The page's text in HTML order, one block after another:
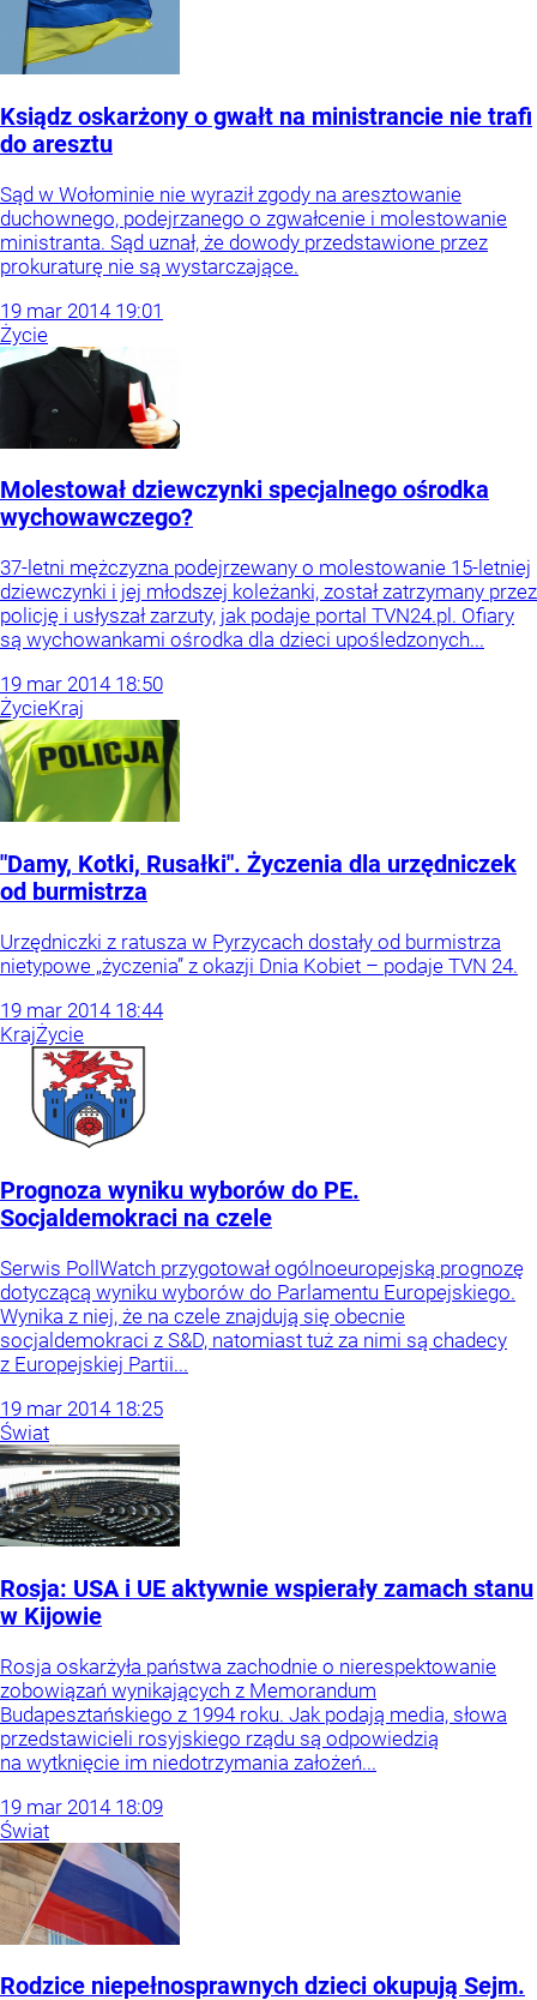
Ksiądz oskarżony o gwałt na ministrancie nie trafi
do aresztu
Sąd w Wołominie nie wyraził zgody na aresztowanie
duchownego, podejrzanego o zgwałcenie i molestowanie
ministranta. Sąd uznał, że dowody przedstawione przez
prokuraturę nie są wystarczające.
19 mar 2014 19:01
Życie
Molestował dziewczynki specjalnego ośrodka
wychowawczego?
37-letni mężczyzna podejrzewany o molestowanie 15-letniej
dziewczynki i jej młodszej koleżanki, został zatrzymany przez
policję i usłyszał zarzuty, jak podaje portal TVN24.pl. Ofiary
są wychowankami ośrodka dla dzieci upośledzonych...
19 mar 2014 18:50
ŻycieKraj
"Damy, Kotki, Rusałki". Życzenia dla urzędniczek
od burmistrza
Urzędniczki z ratusza w Pyrzycach dostały od burmistrza
nietypowe „życzenia” z okazji Dnia Kobiet – podaje TVN 24.
19 mar 2014 18:44
KrajŻycie
Prognoza wyniku wyborów do PE.
Socjaldemokraci na czele
Serwis PollWatch przygotował ogólnoeuropejską prognozę
dotyczącą wyniku wyborów do Parlamentu Europejskiego.
Wynika z niej, że na czele znajdują się obecnie
socjaldemokraci z S&D, natomiast tuż za nimi są chadecy
z Europejskiej Partii...
19 mar 2014 18:25
Świat
Rosja: USA i UE aktywnie wspierały zamach stanu
w Kijowie
Rosja oskarżyła państwa zachodnie o nierespektowanie
zobowiązań wynikających z Memorandum
Budapesztańskiego z 1994 roku. Jak podają media, słowa
przedstawicieli rosyjskiego rządu są odpowiedzią
na wytknięcie im niedotrzymania założeń...
19 mar 2014 18:09
Świat
Rodzice niepełnosprawnych dzieci okupują Sejm.